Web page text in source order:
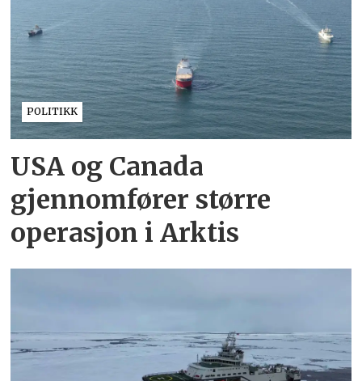
POLITIKK
USA og Canada
gjennomfører større
operasjon i Arktis